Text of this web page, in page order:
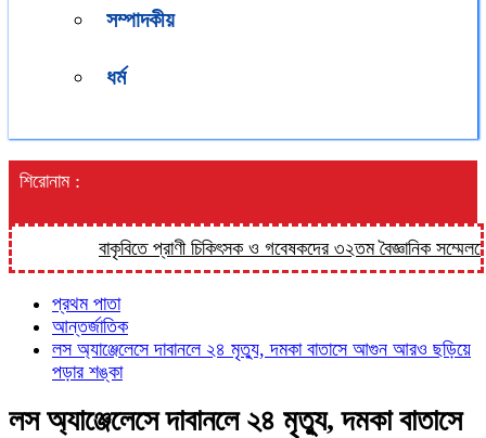
সম্পাদকীয়
ধর্ম
শিরোনাম :
বাকৃবিতে প্রাণী চিকিৎসক ও গবেষকদের ৩২তম বৈজ্ঞানিক সম্মেলনের উদ্বোধন
প্রথম পাতা
আন্তর্জাতিক
লস অ্যাঞ্জেলেসে দাবানলে ২৪ মৃত্যু, দমকা বাতাসে আগুন আরও ছড়িয়ে
পড়ার শঙ্কা
লস অ্যাঞ্জেলেসে দাবানলে ২৪ মৃত্যু, দমকা বাতাসে